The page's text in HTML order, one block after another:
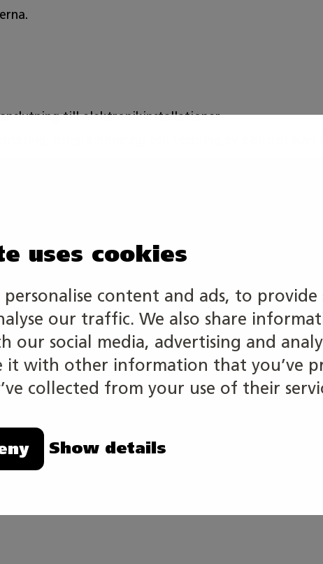
uses cookies
personalise content and ads, to provide
our traffic. We also share
our social media, advertising and
it with other information that you’ve
collected from your use of their
Show details
till elektronikinstallationer
programmering och testning av
behövs i arbetet
teleoperatörer, serviceföretag och affärer
det finnas behov av att också göra kvälls- eller
sig på:
i informations- och kommunikationsteknik.